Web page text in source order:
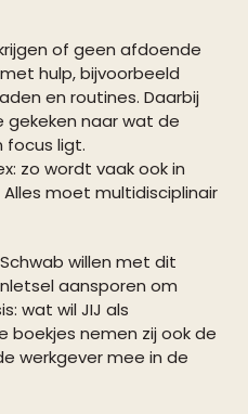
of geen afdoende
hulp, bijvoorbeeld
en routines. Daarbij
naar wat de
focus ligt.
zo wordt vaak ook in
moet multidisciplinair
willen met dit
aansporen om
wat wil JIJ als
boekjes nemen zij ook de
werkgever mee in de